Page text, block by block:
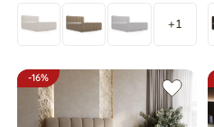
+1
-16%